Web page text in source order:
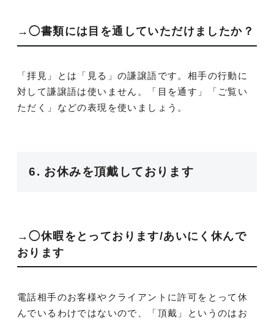
→◯書類には目を通していただけましたか？
「拝見」とは「見る」の謙譲語です。相手の行動に
対して謙譲語は使いません。「目を通す」「ご覧い
ただく」などの表現を使いましょう。
6. お休みを頂戴しております
→◯休暇をとっております/あいにく休んで
おります
電話相手のお客様やクライアントに許可をとって休
んでいるわけではないので、「頂戴」というのはお